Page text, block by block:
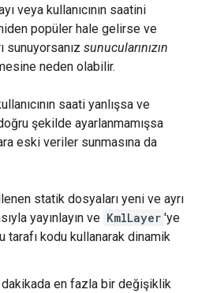
veya kullanıcının saatini
popüler hale gelirse ve
sunuyorsanız sunucularınızın
neden olabilir.
saati yanlışsa ve
şekilde ayarlanmamışsa
eski veriler sunmasına da
statik dosyaları yeni ve ayrı
yayınlayın ve KmlLayer 'ye
tarafı kodu kullanarak dinamik
dakikada en fazla bir değişiklik